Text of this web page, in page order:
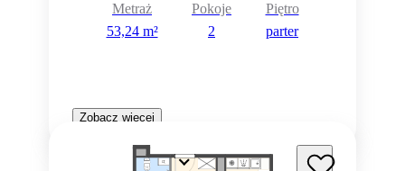
Metraż
53,24 m²
Pokoje
2
Piętro
parter
Zobacz więcej